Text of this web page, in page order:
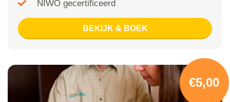
NIWO gecertificeerd
BEKIJK & BOEK
€5,00